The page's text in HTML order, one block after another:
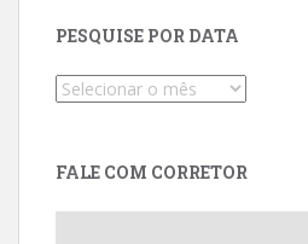
PESQUISE POR DATA
Pesquise
FALE COM CORRETOR